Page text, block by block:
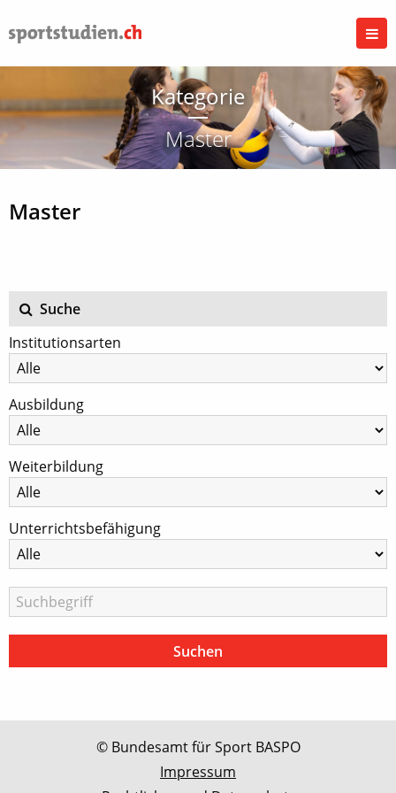
Kategorie
Master
Master
Suche
Institutionsarten
Ausbildung
Weiterbildung
Unterrichtsbefähigung
© Bundesamt für Sport BASPO
Impressum